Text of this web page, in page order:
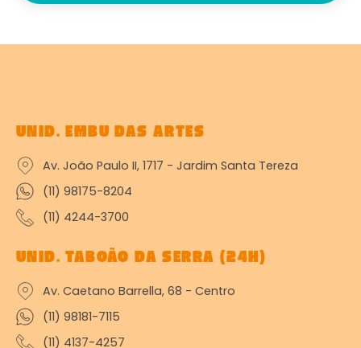
UNID. EMBU DAS ARTES
Av. João Paulo II, 1717 - Jardim Santa Tereza
(11) 98175-8204
(11) 4244-3700
UNID. TABOÃO DA SERRA (24H)
Av. Caetano Barrella, 68 - Centro
(11) 98181-7115
(11) 4137-4257